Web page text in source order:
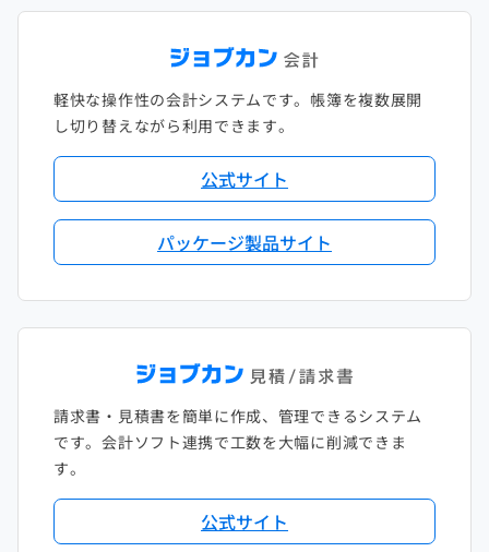
軽快な操作性の会計システムです。帳簿を複数展開
し切り替えながら利用できます。
公式サイト
パッケージ製品サイト
請求書・見積書を簡単に作成、管理できるシステム
です。会計ソフト連携で工数を大幅に削減できま
す。
公式サイト